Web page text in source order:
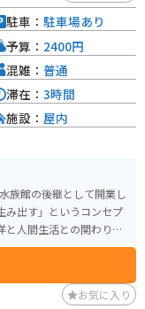
族館の後継として開業し
み出す」というコンセプ
と人間生活との関わりを
類、イルカなどの哺乳
ることができます。ま
ォーマンスが特徴です。
駐車： 駐車場あり
予算： 2400円
混雑： 普通
滞在： 3時間
施設： 屋内
お気に入り